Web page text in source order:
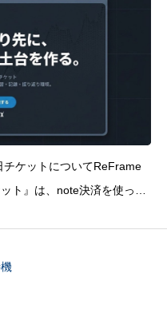
ケットについてReFrame
ト』は、note決済を使って